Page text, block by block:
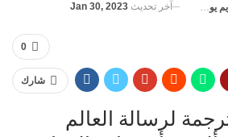
آخر تحديث Jan 30, 2023
0
شارك
لرسالة العالم